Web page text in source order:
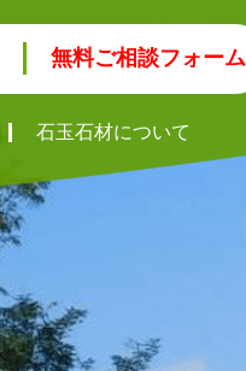
無料ご相談フォーム
石玉石材について